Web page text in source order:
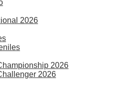
2026
2026
2026